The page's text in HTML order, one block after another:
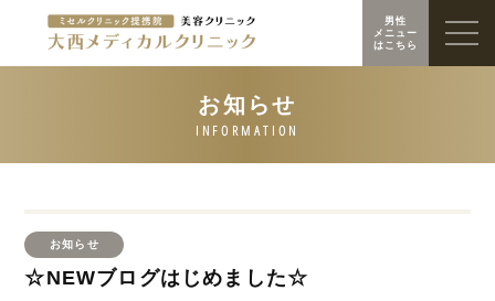
男性
メニュー
はこちら
お知らせ
☆NEWブログはじめました☆